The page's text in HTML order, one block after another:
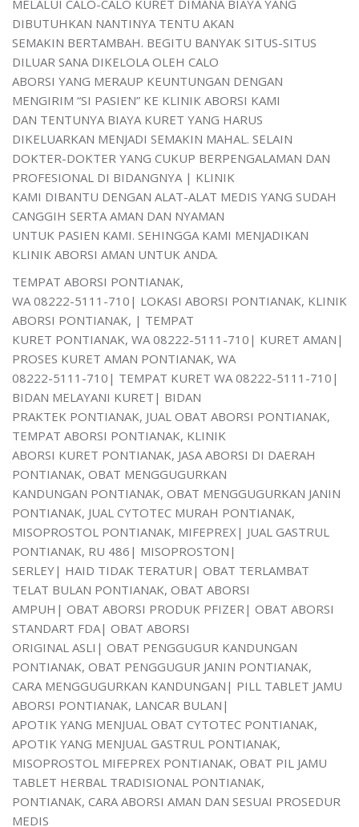
MELALUI CALO-CALO KURET DIMANA BIAYA YANG
DIBUTUHKAN NANTINYA TENTU AKAN
SEMAKIN BERTAMBAH. BEGITU BANYAK SITUS-SITUS
DILUAR SANA DIKELOLA OLEH CALO
ABORSI YANG MERAUP KEUNTUNGAN DENGAN
MENGIRIM “SI PASIEN” KE KLINIK ABORSI KAMI
DAN TENTUNYA BIAYA KURET YANG HARUS
DIKELUARKAN MENJADI SEMAKIN MAHAL. SELAIN
DOKTER-DOKTER YANG CUKUP BERPENGALAMAN DAN
PROFESIONAL DI BIDANGNYA | KLINIK
KAMI DIBANTU DENGAN ALAT-ALAT MEDIS YANG SUDAH
CANGGIH SERTA AMAN DAN NYAMAN
UNTUK PASIEN KAMI. SEHINGGA KAMI MENJADIKAN
KLINIK ABORSI AMAN UNTUK ANDA.
TEMPAT ABORSI PONTIANAK,
WA 08222-5111-710| LOKASI ABORSI PONTIANAK, KLINIK
ABORSI PONTIANAK, | TEMPAT
KURET PONTIANAK, WA 08222-5111-710| KURET AMAN|
PROSES KURET AMAN PONTIANAK, WA
08222-5111-710| TEMPAT KURET WA 08222-5111-710|
BIDAN MELAYANI KURET| BIDAN
PRAKTEK PONTIANAK, JUAL OBAT ABORSI PONTIANAK,
TEMPAT ABORSI PONTIANAK, KLINIK
ABORSI KURET PONTIANAK, JASA ABORSI DI DAERAH
PONTIANAK, OBAT MENGGUGURKAN
KANDUNGAN PONTIANAK, OBAT MENGGUGURKAN JANIN
PONTIANAK, JUAL CYTOTEC MURAH PONTIANAK,
MISOPROSTOL PONTIANAK, MIFEPREX| JUAL GASTRUL
PONTIANAK, RU 486| MISOPROSTON|
SERLEY| HAID TIDAK TERATUR| OBAT TERLAMBAT
TELAT BULAN PONTIANAK, OBAT ABORSI
AMPUH| OBAT ABORSI PRODUK PFIZER| OBAT ABORSI
STANDART FDA| OBAT ABORSI
ORIGINAL ASLI| OBAT PENGGUGUR KANDUNGAN
PONTIANAK, OBAT PENGGUGUR JANIN PONTIANAK,
CARA MENGGUGURKAN KANDUNGAN| PILL TABLET JAMU
ABORSI PONTIANAK, LANCAR BULAN|
APOTIK YANG MENJUAL OBAT CYTOTEC PONTIANAK,
APOTIK YANG MENJUAL GASTRUL PONTIANAK,
MISOPROSTOL MIFEPREX PONTIANAK, OBAT PIL JAMU
TABLET HERBAL TRADISIONAL PONTIANAK,
PONTIANAK, CARA ABORSI AMAN DAN SESUAI PROSEDUR
MEDIS